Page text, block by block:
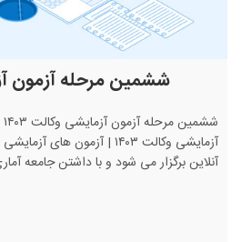
ششمین مرحله آزمون
آزمایشی وکالت ۱۴۰۳ | آزمون
آنلاین برگزار می شود و با داشتن جامعه